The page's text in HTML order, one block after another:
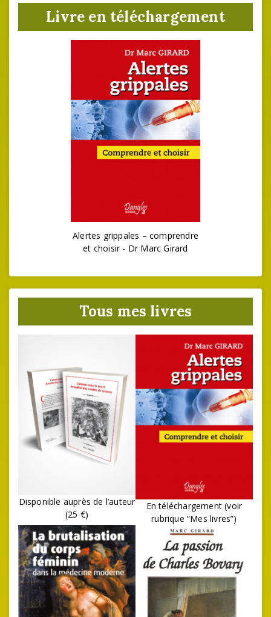
Livre en téléchargement
Alertes grippales – comprendre
et choisir - Dr Marc Girard
Tous mes livres
Disponible auprès de l’auteur
(25 €)
En téléchargement (voir
rubrique “Mes livres”)